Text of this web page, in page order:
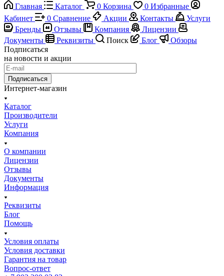
Главная
Каталог 0 Корзина 0 Избранные
Кабинет
0 Сравнение Акции Контакты
Услуги
Бренды
Отзывы Компания
Лицензии
Документы
Реквизиты Поиск Блог
Обзоры
Подписаться
на новости и акции
Подписаться
Интернет-магазин
Каталог
Производители
Услуги
Компания
О компании
Лицензии
Отзывы
Документы
Информация
Реквизиты
Блог
Помощь
Условия оплаты
Условия доставки
Гарантия на товар
Вопрос-ответ